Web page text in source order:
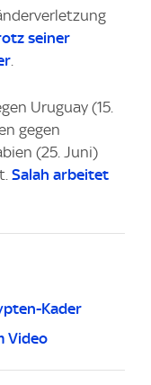
seiner
.
Uruguay (15.
gegen
(25. Juni)
Salah arbeitet
Kader
Video